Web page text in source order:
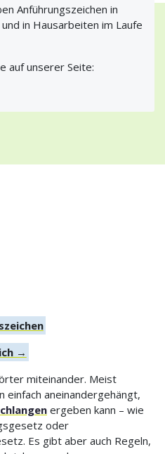
Anführungszeichen in
in Hausarbeiten im Laufe
auf unserer Seite:
→
miteinander. Meist
aneinandergehängt,
ergeben kann – wie
oder
Es gibt aber auch Regeln,